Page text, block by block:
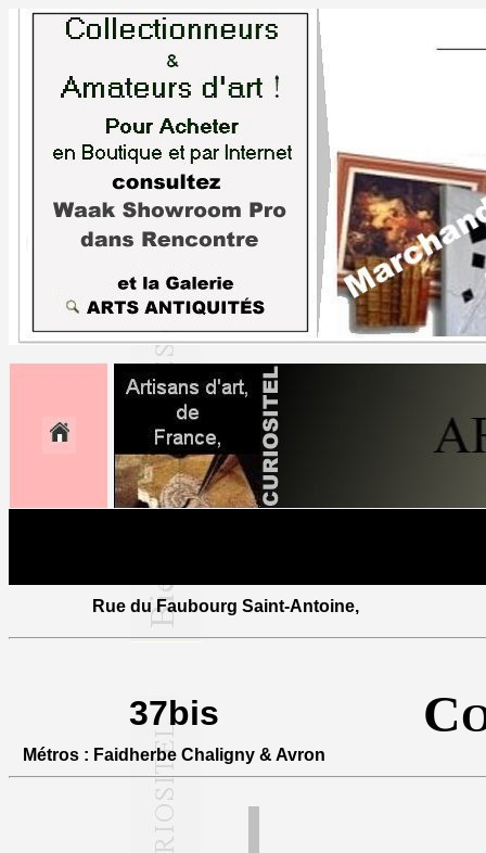
Rue du Faubourg Saint-Antoine,
37bis C
Métros : Faidherbe Chaligny & Avron